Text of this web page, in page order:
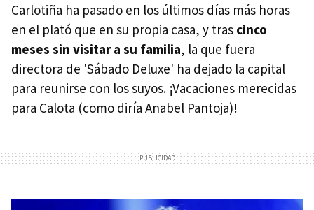
Carlotiña ha pasado en los últimos días más horas
en el plató que en su propia casa, y tras cinco
meses sin visitar a su familia, la que fuera
directora de 'Sábado Deluxe' ha dejado la capital
para reunirse con los suyos. ¡Vacaciones merecidas
para Calota (como diría Anabel Pantoja)!